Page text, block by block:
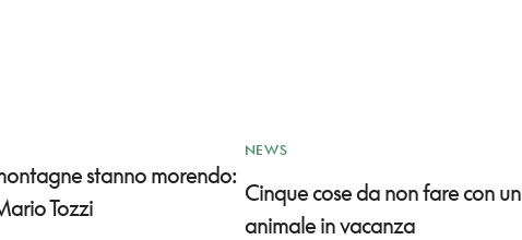
stanno morendo:
Tozzi
NEWS
Cinque cose da non fare con un
animale in vacanza